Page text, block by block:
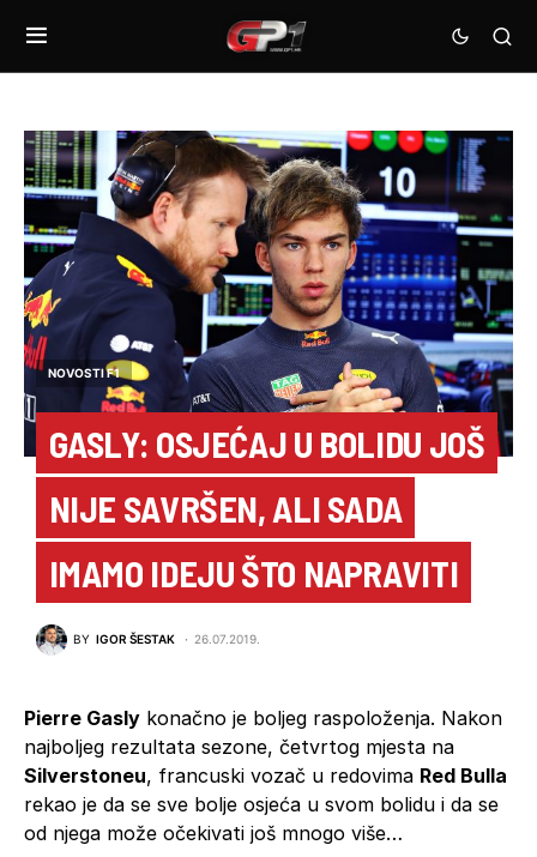
NOVOSTI F1
GASLY: OSJEĆAJ U BOLIDU JOŠ
NIJE SAVRŠEN, ALI SADA
IMAMO IDEJU ŠTO NAPRAVITI
BY IGOR ŠESTAK 26.07.2019.
Pierre Gasly konačno je boljeg raspoloženja. Nakon
najboljeg rezultata sezone, četvrtog mjesta na
Silverstoneu, francuski vozač u redovima Red Bulla
rekao je da se sve bolje osjeća u svom bolidu i da se
od njega može očekivati još mnogo više…